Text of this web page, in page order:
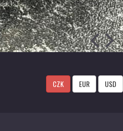
CZK EUR USD